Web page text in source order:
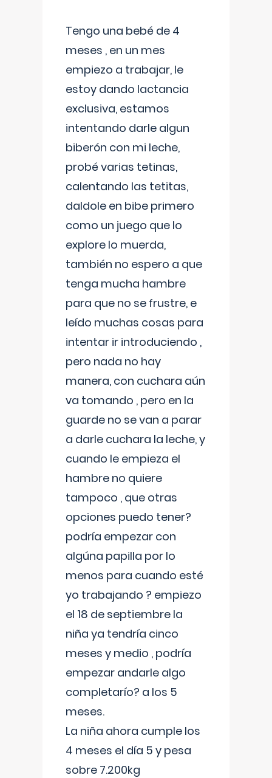
Tengo una bebé de 4
meses , en un mes
empiezo a trabajar, le
estoy dando lactancia
exclusiva, estamos
intentando darle algun
biberón con mi leche,
probé varias tetinas,
calentando las tetitas,
daldole en bibe primero
como un juego que lo
explore lo muerda,
también no espero a que
tenga mucha hambre
para que no se frustre, e
leído muchas cosas para
intentar ir introduciendo ,
pero nada no hay
manera, con cuchara aún
va tomando , pero en la
guarde no se van a parar
a darle cuchara la leche, y
cuando le empieza el
hambre no quiere
tampoco , que otras
opciones puedo tener?
podría empezar con
algúna papilla por lo
menos para cuando esté
yo trabajando ? empiezo
el 18 de septiembre la
niña ya tendría cinco
meses y medio , podría
empezar andarle algo
completarío? a los 5
meses.
La niña ahora cumple los
4 meses el día 5 y pesa
sobre 7.200kg